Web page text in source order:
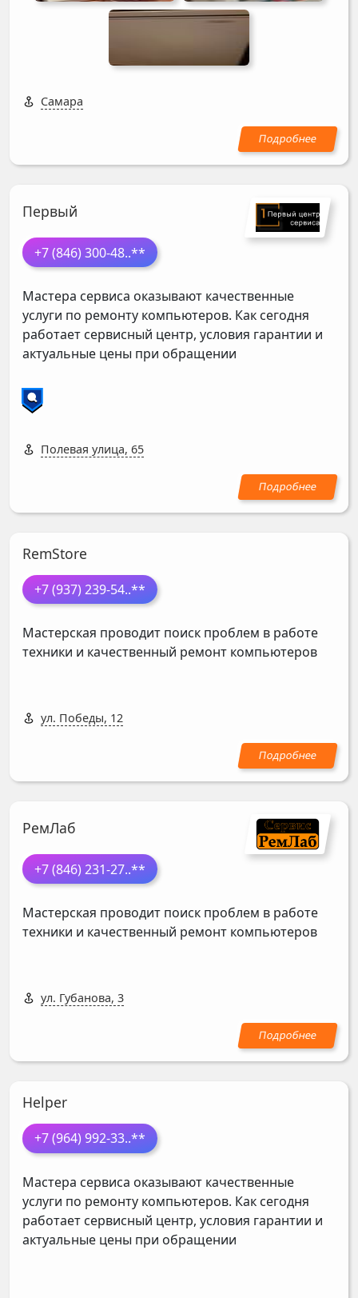
Самара
Первый
+7 (846) 300-48..**
Мастера сервиса оказывают качественные
услуги по ремонту компьютеров. Как сегодня
работает сервисный центр, условия гарантии и
актуальные цены при обращении
Полевая улица, 65
RemStore
+7 (937) 239-54..**
Мастерская проводит поиск проблем в работе
техники и качественный ремонт компьютеров
ул. Победы, 12
РемЛаб
+7 (846) 231-27..**
Мастерская проводит поиск проблем в работе
техники и качественный ремонт компьютеров
ул. Губанова, 3
Helper
+7 (964) 992-33..**
Мастера сервиса оказывают качественные
услуги по ремонту компьютеров. Как сегодня
работает сервисный центр, условия гарантии и
актуальные цены при обращении